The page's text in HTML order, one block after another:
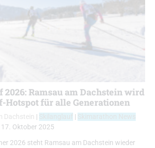
Ramsau am Dachstein wird
Hotspot für alle Generationen
Dachstein | |
17. Oktober 2025
2026 steht Ramsau am Dachstein wieder